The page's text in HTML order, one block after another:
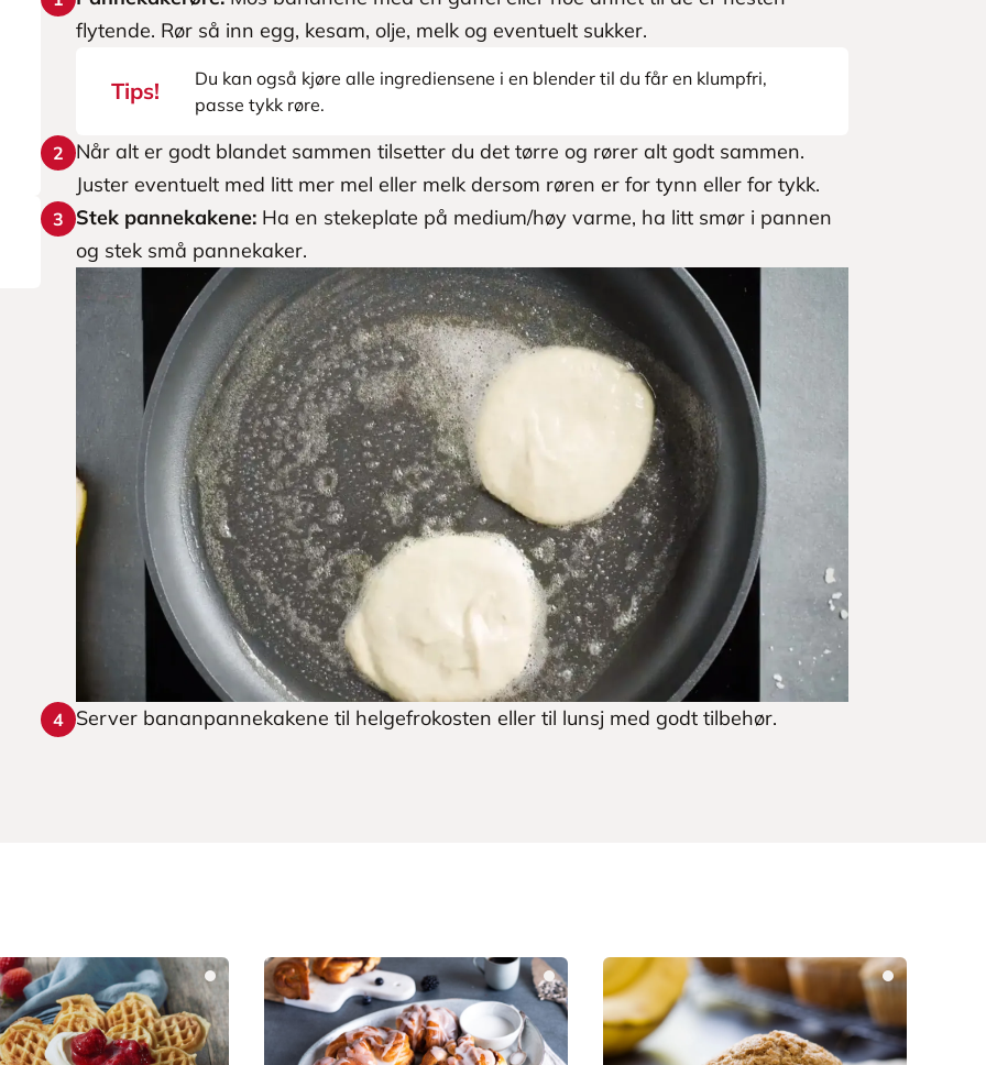
flytende. Rør så inn egg, kesam, olje, melk og eventuelt sukker.
Tips!
Du kan også kjøre alle ingrediensene i en blender til du får en klumpfri,
passe tykk røre.
2
Når alt er godt blandet sammen tilsetter du det tørre og rører alt godt sammen.
Juster eventuelt med litt mer mel eller melk dersom røren er for tynn eller for tykk.
3 Stek pannekakene: Ha en stekeplate på medium/høy varme, ha litt smør i pannen
og stek små pannekaker.
4 Server bananpannekakene til helgefrokosten eller til lunsj med godt tilbehør.